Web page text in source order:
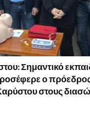
Σημαντικό
ο
στους